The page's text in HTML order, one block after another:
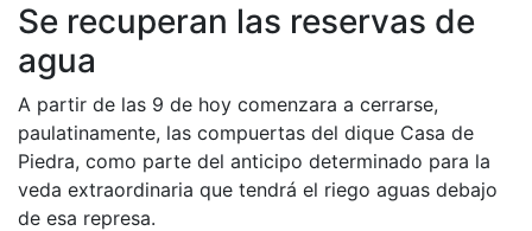
Se recuperan las reservas de
agua
A partir de las 9 de hoy comenzara a cerrarse,
paulatinamente, las compuertas del dique Casa de
Piedra, como parte del anticipo determinado para la
veda extraordinaria que tendrá el riego aguas debajo
de esa represa.